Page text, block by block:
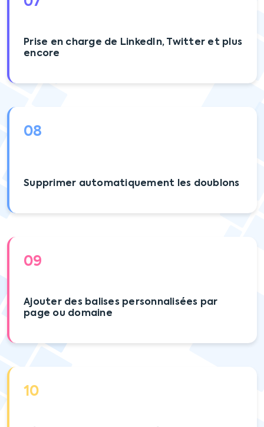
Prise en charge de LinkedIn, Twitter et plus
encore
08
Supprimer automatiquement les doublons
09
Ajouter des balises personnalisées par
page ou domaine
10